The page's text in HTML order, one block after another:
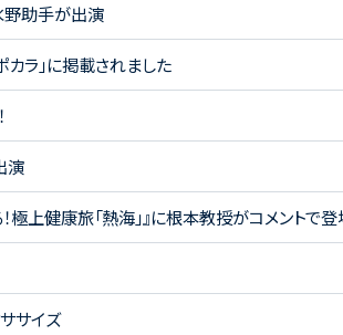
野助手が出演
カラ」に掲載されました
演
極上健康旅「熱海」』に根本教授がコメントで
サイズ